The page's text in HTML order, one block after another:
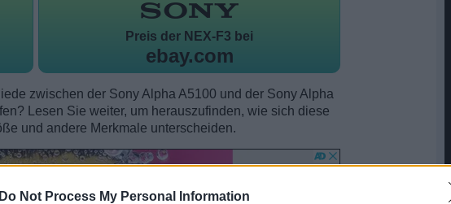
Do Not Process My Personal Information
Preis der NEX-F3 bei
ebay.com
zwischen der Sony Alpha A5100 und der Sony Alpha
Lesen Sie weiter, um herauszufinden, wie sich diese
und andere Merkmale unterscheiden.